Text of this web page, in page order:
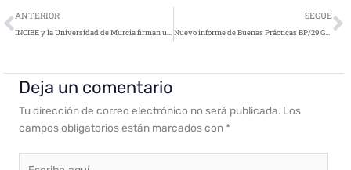
Ant
ANTERIOR
INCIBE y la Universidad de Murcia firman un convenio de colaboración para promocionar la cultura de la ciberseguridad
SEGUE
Nuevo informe de Buenas Prácticas BP/29 Gestión de crisis para ciberincidentes en entidades locales
Deja un comentario
Tu dirección de correo electrónico no será publicada. Los
campos obligatorios están marcados con *